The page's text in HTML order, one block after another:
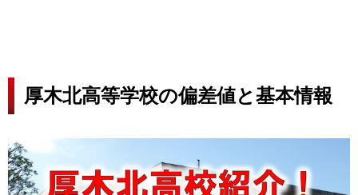
厚木北高等学校の偏差値と基本情報